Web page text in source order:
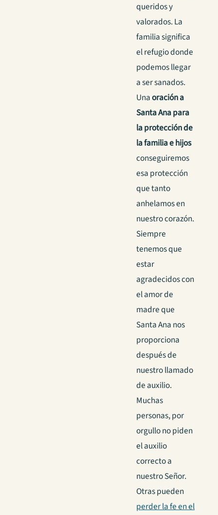
queridos y
valorados. La
familia significa
el refugio donde
podemos llegar
a ser sanados.
Unaoración a
Santa Ana para
la protección de
la familia e hijos
conseguiremos
esa protección
que tanto
anhelamos en
nuestro corazón.
Siempre
tenemos que
estar
agradecidos con
el amor de
madre que
Santa Ana nos
proporciona
después de
nuestro llamado
de auxilio.
Muchas
personas, por
orgullo no piden
el auxilio
correcto a
nuestro Señor.
Otras pueden
perder la fe en el